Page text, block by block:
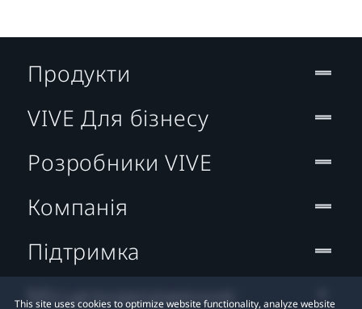
This site uses cookies to optimize website functionality, analyze website
Продукти
VIVE Для бізнесу
Розробники VIVE
Компанія
Підтримка
Місцезнаходження: